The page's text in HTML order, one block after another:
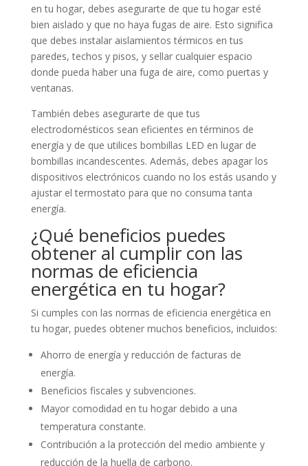
en tu hogar, debes asegurarte de que tu hogar esté
bien aislado y que no haya fugas de aire. Esto significa
que debes instalar aislamientos térmicos en tus
paredes, techos y pisos, y sellar cualquier espacio
donde pueda haber una fuga de aire, como puertas y
ventanas.
También debes asegurarte de que tus
electrodomésticos sean eficientes en términos de
energía y de que utilices bombillas LED en lugar de
bombillas incandescentes. Además, debes apagar los
dispositivos electrónicos cuando no los estás usando y
ajustar el termostato para que no consuma tanta
energía.
¿Qué beneficios puedes
obtener al cumplir con las
normas de eficiencia
energética en tu hogar?
Si cumples con las normas de eficiencia energética en
tu hogar, puedes obtener muchos beneficios, incluidos:
Ahorro de energía y reducción de facturas de
energía.
Beneficios fiscales y subvenciones.
Mayor comodidad en tu hogar debido a una
temperatura constante.
Contribución a la protección del medio ambiente y
reducción de la huella de carbono.